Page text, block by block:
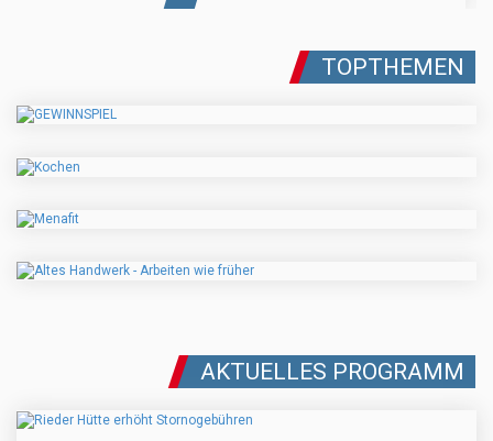
TOPTHEMEN
AKTUELLES PROGRAMM